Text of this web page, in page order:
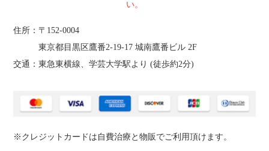
い。
住所：〒152-0004
東京都目黒区鷹番2‐19‐17 城南鷹番ビル 2F
交通：東急東横線、学芸大学駅より (徒歩約2分)
※クレジットカードは自費治療と物販でご利用頂けます。